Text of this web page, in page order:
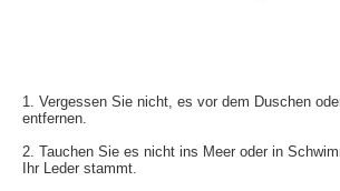
1. Vergessen Sie nicht, es vor dem Duschen
entfernen.
2. Tauchen Sie es nicht ins Meer oder in
Ihr Leder stammt.